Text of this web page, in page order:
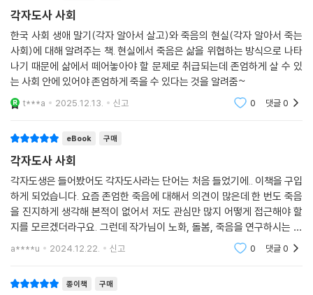
를, 깔끔하게 죽기를, 착하고 경제력 갖춘 가족이 나를 돌보기를, 다정하고
친절한 의료진을 만날 수 있기를, 말 잘 통하고 헌신적인 간병인을 만날 수
있기를 바라는 수밖에 없다. 주사위 던지기의 결과가 나쁘거나, 더 이상 던
질 주사위가 없다면 어떻게 할까? 언제부터 죽음은 개인 능력과 운에 달린
문제가 되었을까? 우리의 삶과 죽음이 주사위 던지기와 다름없다면 그건
평등한 전제를 깔고 있다. 불평등한 삶이다.
저자는 집부터 호스피스에 이르기까지, 생애 말기 우리가 거치게 되는 장
소와 의료 과정을 보여주고 죽어가고, 돌봄을 받고 돌봄을 행하고, 고통받
고 고립되기도 하는 현실을 지적한다. 열악한 주거 환경 속 사회적 자본이
빈약한 노인에게는 집에서 죽어간다는 것은 어떤 의미일지, 모든 인간은
의존적인데 왜 노인만 의존적인 존재처럼 딱지를 붙이는지, 정부의 정책은
노년의 삶의 조건을 개선하기보다 취약한 삶에 ‘적응’하도록 설계된 것은
아닌지 근본적인 질문을 던진다.
나아가 환자의 상태와 삶의 질을 ‘충분하게’ 향상시키지 않고 수명만 연장
각자도사 사회
한국 사회 생애 말기(각자 알아서 살고)와 죽음의 현실(각자 알아서 죽는
사회)에 대해 알려주는 책. 현실에서 죽음은 삶을 위협하는 방식으로 나타
나기 때문에 삶에서 떼어놓아야 할 문제로 취급되는데 존엄하게 살 수 있
는 사회 안에 있어야 존엄하게 죽을 수 있다는 것을 알려줌~
t***a 2025.12.13. 신고 0 댓글0
eBook 구매
각자도사 사회
각자도생은 들어봤어도 각자도사라는 단어는 처음 들었기에.. 이책을 구입
하게 되었습니다. 요즘 존엄한 죽음에 대해서 의견이 많은데 한 번도 죽음
을 진지하게 생각해 본적이 없어서 저도 관심만 많지 어떻게 접근해야 할
지를 모르겠더라구요. 그런데 작가님이 노화, 돌봄, 죽음을 연구하시는 분
이니까 생애 말기와 죽음에 대해 잘 알려주셔서 읽기 좋았습니다.
a****u 2024.12.22. 신고 0 댓글0
종이책 구매